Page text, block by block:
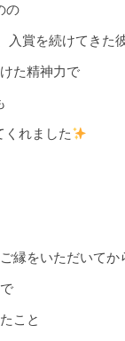
の
賞を続けてきた彼
た精神力で
くれました
縁をいただいてか
こと